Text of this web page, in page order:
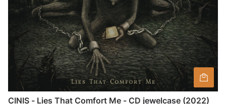
CINIS - Lies That Comfort Me - CD jewelcase (2022)